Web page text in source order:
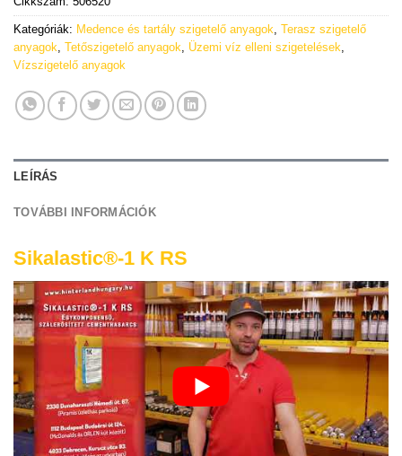
Kategóriák: Medence és tartály szigetelő anyagok Terasz szigetelő
anyagok Tetőszigetelő anyagok Üzemi víz elleni szigetelések
Vízszigetelő anyagok
LEÍRÁS
TOVÁBBI INFORMÁCIÓK
Sikalastic®-1 K RS